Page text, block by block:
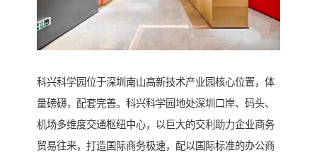
科兴科学园位于深圳南山高新技术产业园核心位置，体
量磅礴，配套完善。科兴科学园地处深圳口岸、码头、
机场多维度交通枢纽中心，以巨大的交利助力企业商务
贸易往来，打造国际商务极速，配以国际标准的办公商